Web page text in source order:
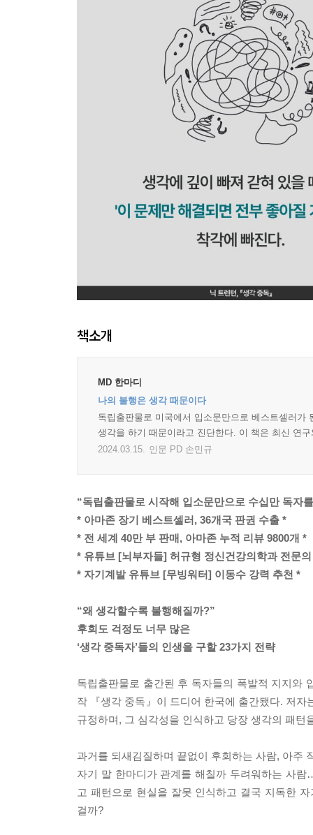
책소개
MD 한마디
나의 불행은 생각 때문이다
독립출판물로 미국에서 입소문만으로 베스트셀러
생각을 하기 때문이라고 진단한다. 이 책은 최신 연
2024.03.15. 인문 PD 손민규
“독립출판물로 시작해 입소문만으로 수십만 독자
* 아마존 장기 베스트셀러, 36개국 판권 수출 *
* 전 세계 40만 부 판매, 아마존 누적 리뷰 9800개 *
* 유튜브 [뇌부자들] 허규형 정신건강의학과 전문
* 자기계발 유튜브 [무빙워터] 이동수 강력 추천 *
“왜 생각할수록 불행해질까?”
후회도 걱정도 너무 많은
‘생각 중독자’들의 인생을 구할 23가지 전략
독립출판물로 출간된 후 독자들의 폭발적 지지와
작 『생각 중독』이 드디어 한국에 출간됐다. 저자
규정하며, 그 심각성을 인식하고 당장 생각의 패
과거를 되새김질하며 끝없이 후회하는 사람, 아주
자기 말 한마디가 관계를 해칠까 두려워하는 사
고 패턴으로 현실을 잘못 인식하고 결국 지독한
걸까?